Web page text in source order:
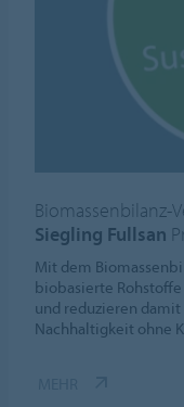
Biomassenbilanz-
Siegling Fullsan
Mit dem
biobasierte
und reduzieren
Nachhaltigkeit ohne